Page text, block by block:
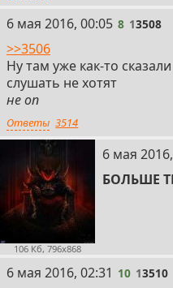
8
6 мая 2016, 00:05 8 13508
>>3506
Ну там уже как-то
слушать не хотят
не оп
Ответы 3514
106 Кб, 796x868
9
6 мая
БОЛЬШЕ
10
6 мая 2016, 02:31 10 13510